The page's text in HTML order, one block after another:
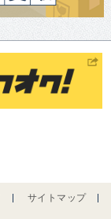
サイトマップ